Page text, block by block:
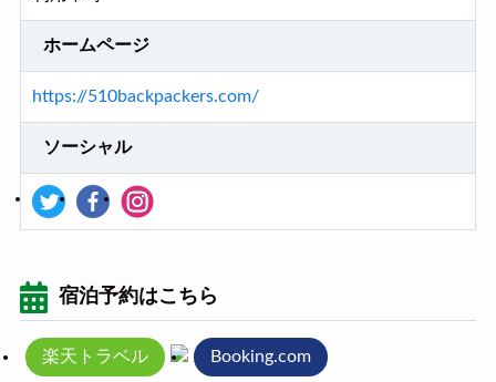
ホームページ
https://510backpackers.com/
ソーシャル
宿泊予約はこちら
楽天トラベル Booking.com